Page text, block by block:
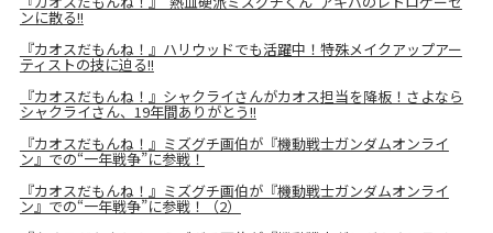
ンに散る!!
『カオスだもんね！』ハリウッドでも活躍中！特殊メイクアップアー
ティストの技に迫る!!
『カオスだもんね！』シャクライさんがカオス担当を降板！さよなら
シャクライさん、19年間ありがとう!!
『カオスだもんね！』ミズグチ画伯が『機動戦士ガンダムオンライ
ン』での“一年戦争”に参戦！
『カオスだもんね！』ミズグチ画伯が『機動戦士ガンダムオンライ
ン』での“一年戦争”に参戦！（2）